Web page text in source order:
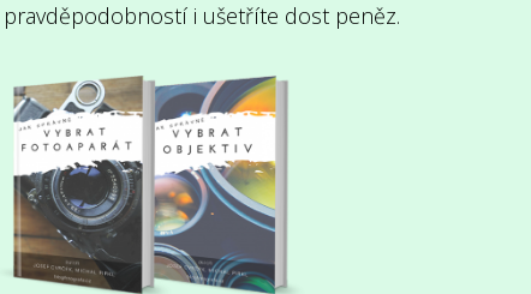
i ušetříte dost peněz.